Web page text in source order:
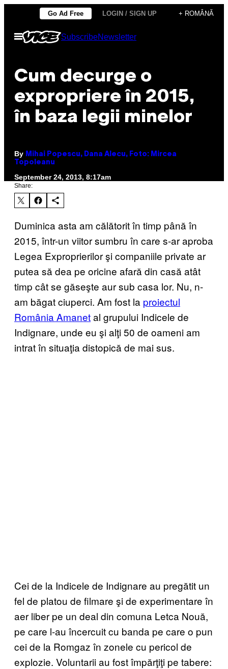
content
Go Ad Free LOGIN / SIGN UP + ROMÂNĂ
Open
Menu
SubscribeNewsletter
Cum decurge o
expropriere în 2015,
în baza legii minelor
By Mihai Popescu, Dana Alecu, Foto: Mircea
Topoleanu
September 24, 2013, 8:17am
Share:
Duminica asta am călătorit în timp până în
2015, într-un viitor sumbru în care s-ar aproba
Legea Exproprierilor şi companiile private ar
putea să dea pe oricine afară din casă atât
timp cât se găseşte aur sub casa lor. Nu, n-
am băgat ciuperci. Am fost la proiectul
România Amanetal grupului Indicele de
Indignare, unde eu şi alţi 50 de oameni am
intrat în situaţia distopică de mai sus.
Cei de la Indicele de Indignare au pregătit un
fel de platou de filmare şi de experimentare în
aer liber pe un deal din comuna Letca Nouă,
pe care l-au încercuit cu banda pe care o pun
cei de la Romgaz în zonele cu pericol de
explozie. Voluntarii au fost împărţiţi pe tabere: